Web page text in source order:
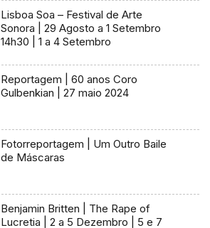
Lisboa Soa – Festival de Arte
Sonora | 29 Agosto a 1 Setembro
14h30 | 1 a 4 Setembro
Reportagem | 60 anos Coro
Gulbenkian | 27 maio 2024
Fotorreportagem | Um Outro Baile
de Máscaras
Benjamin Britten | The Rape of
Lucretia | 2 a 5 Dezembro | 5 e 7